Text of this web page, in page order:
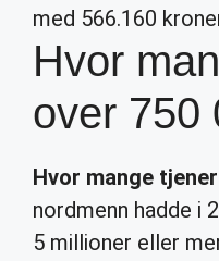
med 566.160
Hvor
over 750
Hvor mange
nordmenn hadde i
5 millioner eller